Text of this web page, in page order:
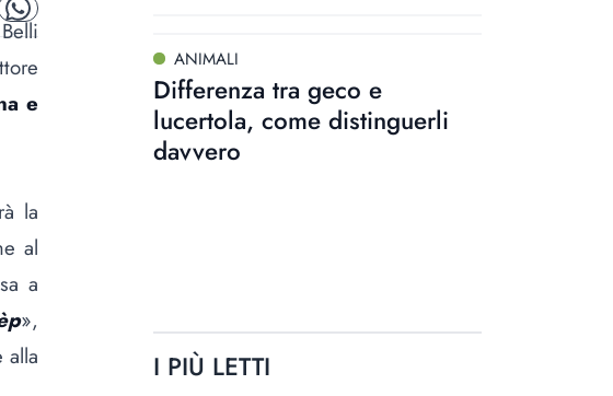
whatsapp
e
la
al
a
»,
alla
ANIMALI
Differenza tra geco e
lucertola, come distinguerli
davvero
I PIÙ LETTI